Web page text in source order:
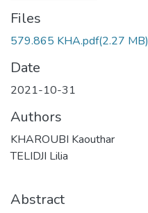
Files
579.865 KHA.pdf(2.27 MB)
Date
2021-10-31
Authors
KHAROUBI Kaouthar
TELIDJI Lilia
Abstract